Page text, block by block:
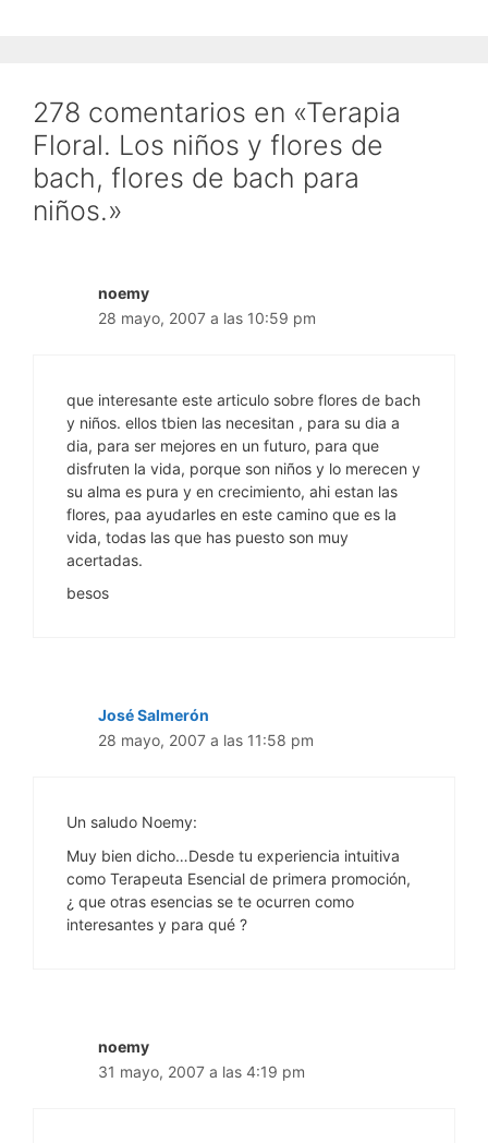
278 comentarios en «Terapia
Floral. Los niños y flores de
bach, flores de bach para
niños.»
noemy
28 mayo, 2007 a las 10:59 pm
que interesante este articulo sobre flores de bach
y niños. ellos tbien las necesitan , para su dia a
dia, para ser mejores en un futuro, para que
disfruten la vida, porque son niños y lo merecen y
su alma es pura y en crecimiento, ahi estan las
flores, paa ayudarles en este camino que es la
vida, todas las que has puesto son muy
acertadas.
besos
José Salmerón
28 mayo, 2007 a las 11:58 pm
Un saludo Noemy:
Muy bien dicho…Desde tu experiencia intuitiva
como Terapeuta Esencial de primera promoción,
¿ que otras esencias se te ocurren como
interesantes y para qué ?
noemy
31 mayo, 2007 a las 4:19 pm